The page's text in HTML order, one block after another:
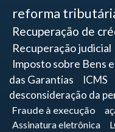
reforma
Recuperação de
Recuperação judicial
Imposto sobre Bens
das Garantias
ICMS
desconsideração da
Fraude à execução
Assinatura eletrônica